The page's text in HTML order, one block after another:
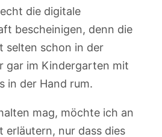
die digitale
bescheinigen, denn die
selten schon in der
gar im Kindergarten mit
in der Hand rum.
mag, möchte ich an
erläutern, nur dass dies